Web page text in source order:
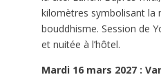
kilomètres symbolisant la
bouddhisme. Session de
et nuitée à l’hôtel.
Mardi 16 mars 2027 :